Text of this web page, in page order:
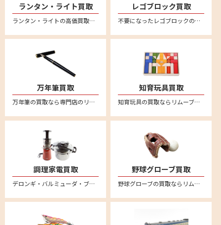
ランタン・ライト買取
ランタン・ライトの高価買取なら買取専門店のリムーブ(reMOVE)。リムーブなら、宅配買取専門店なので、日本全国どこからでも買取が可能！しかも送料は完全無料！簡単・安心・丁寧な宅配専門の買取サービスです。自宅に居ながら査定～入金まで安心してお任せください。LED・電池式ランタン、ライト・ランタンなど、幅広く買取させていただきます。コールマン(Coleman)やスノーピーク(snow peak)、ペトロマックス(Petromax)、デイツ(DIETZ) 、フュアーハンド(FEUERHAND) など買取対象ブランド多数！汚れや傷があってもお買取させていただいております。買取査定額に満足された場合のみお買取させていただきますので、お気軽にお問い合わせください。
レゴブロック買取
不要になったレゴブロックの買取ならリムーブ。全国送料無料の宅配査定はこちら。
万年筆買取
万年筆の買取なら専門店のリムーブ。モンブランやセーラー、ペリカン、ラミー、ウォーターマン、アウロラなど幅広く万年筆の買取強化をおこなっております。万年筆を売るならリムーブへ。全国対応・送料無料の宅配査定はこちら
知育玩具買取
知育玩具の買取ならリムーブ。不用になった知育玩具は宅配買取で簡単に売ることができます。リトルダッチやリーウッド、ブリオ、ボーネルンドといった海外知育玩具の人気ブランドは特に買取強化中！
調理家電買取
デロンギ・バルミューダ・ブルーノ・ボニークなど調理家電の買取ならリムーブへ。箱に詰めて送るだけの簡単宅配買取はこちら。全国対応・送料無料
野球グローブ買取
野球グローブの買取ならリムーブ。新品も中古品も送料、査定料一切無料、全国対応の宅配買取。ミズノやゼット、SSK、久保田スラッガー、デサント、アシックス、ナイキ、アンダーアーマー、ハタケヤマ、ローリングス、アディダスなど他にも幅広いメーカーを買取しております。野球グローブの売却は宅配買取が便利